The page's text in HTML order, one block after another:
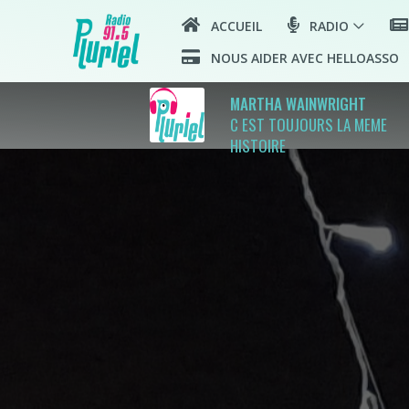
ACCUEIL RADIO
NOUS AIDER AVEC HELLOASSO
MARTHA WAINWRIGHT
C EST TOUJOURS LA MEME
HISTOIRE